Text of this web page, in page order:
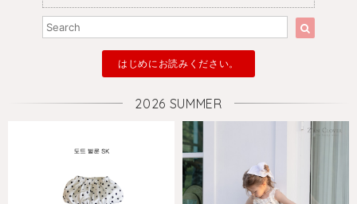
はじめにお読みください。
2026 SUMMER